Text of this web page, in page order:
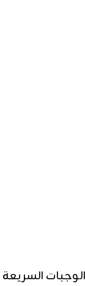
السريعة